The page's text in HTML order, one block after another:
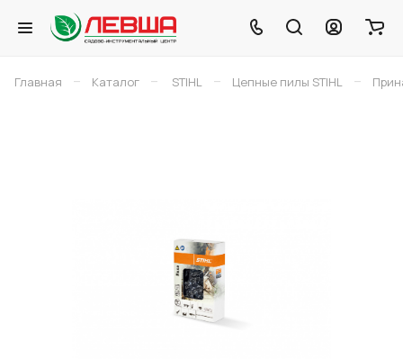
Главная – Каталог – STIHL – Цепные пилы STIHL –